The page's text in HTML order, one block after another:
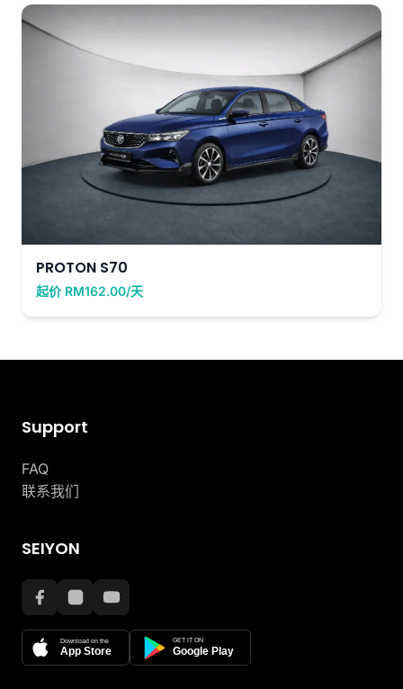
PROTON S70
起价 RM162.00/天
SEIYON
Download on the
App Store
GET IT ON
Google Play
Support
FAQ
联系我们